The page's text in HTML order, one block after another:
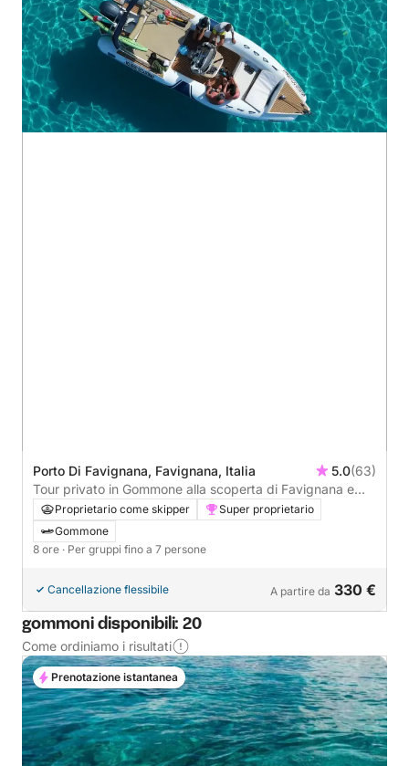
Porto Di Favignana, Favignana, Italia 5.0(63)
Tour privato in Gommone alla scoperta di Favignana e
Levanzo - Relax e divertimento.
Proprietario come skipper
Super proprietario
Gommone
8 ore · Per gruppi fino a 7 persone
Cancellazione flessibile A partire da 330 €
gommoni disponibili: 20
Come ordiniamo i risultati
Prenotazione istantanea